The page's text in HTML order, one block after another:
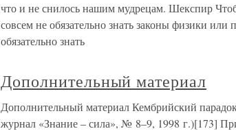
что и не снилось нашим мудрецам. Шекспир
совсем не обязательно знать законы физики
обязательно знать
Дополнительный материал
Дополнительный материал Кембрийский
журнал «Знание – сила», № 8–9, 1998 г.)[173]